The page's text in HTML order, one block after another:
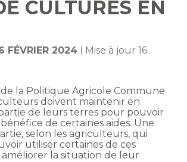
CULTURES EN
FÉVRIER 2024 ( Mise à jour 16
la Politique Agricole Commune
doivent maintenir en
de leurs terres pour pouvoir
de certaines aides. Une
selon les agriculteurs, qui
utiliser certaines de ces
la situation de leur